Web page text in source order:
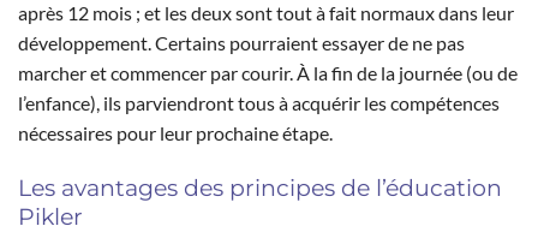
après 12 mois ; et les deux sont tout à fait normaux dans leur
développement. Certains pourraient essayer de ne pas
marcher et commencer par courir. À la fin de la journée (ou de
l’enfance), ils parviendront tous à acquérir les compétences
nécessaires pour leur prochaine étape.
Les avantages des principes de l’éducation
Pikler